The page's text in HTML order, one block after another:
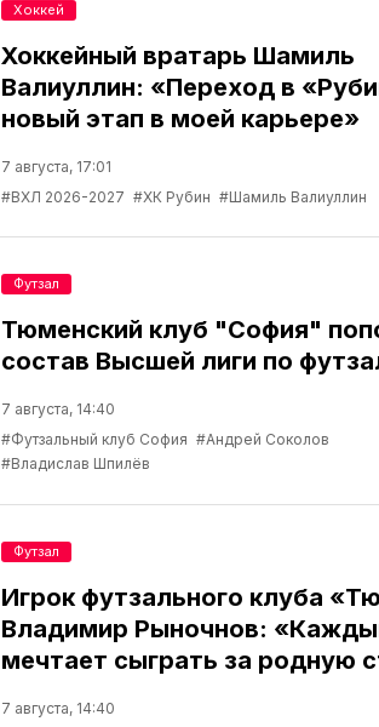
Хоккейный вратарь Шамиль
Валиуллин: «Переход в
новый этап в моей карьере»
7 августа, 17:01
#ВХЛ 2026-2027 #ХК Рубин #Шамиль Валиуллин
Хоккей
Тюменский клуб "София"
состав Высшей лиги по
7 августа, 14:40
#Футзальный клуб София #Андрей Соколов
#Владислав Шпилёв
Футзал
Игрок футзального клуба
Владимир Рыночнов:
мечтает сыграть за родную
7 августа, 14:40
Футзал